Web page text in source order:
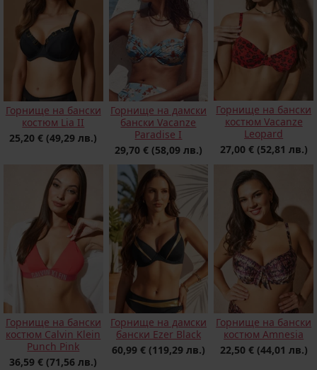
Горнище на бански
костюм Lia II
25,20 € (49,29 лв.)
Горнище на дамски
бански Vacanze
Paradise I
29,70 € (58,09 лв.)
Горнище на бански
костюм Vacanze
Leopard
27,00 € (52,81 лв.)
Горнище на бански
костюм Calvin Klein
Punch Pink
36,59 € (71,56 лв.)
Горнище на дамски
бански Ezer Black
60,99 € (119,29 лв.)
Горнище на бански
костюм Amnesia
22,50 € (44,01 лв.)